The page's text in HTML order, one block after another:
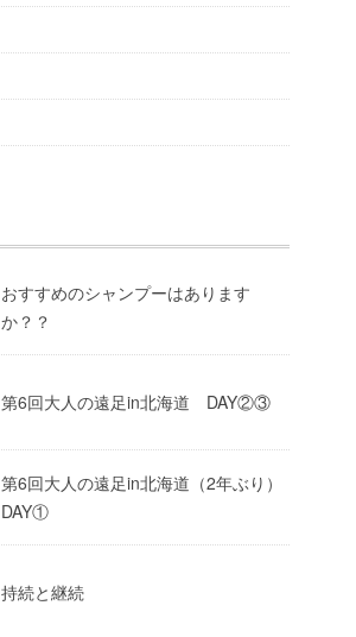
おすすめのシャンプーはあります
か？？
第6回大人の遠足in北海道 DAY②③
第6回大人の遠足in北海道（2年ぶり）
DAY①
持続と継続